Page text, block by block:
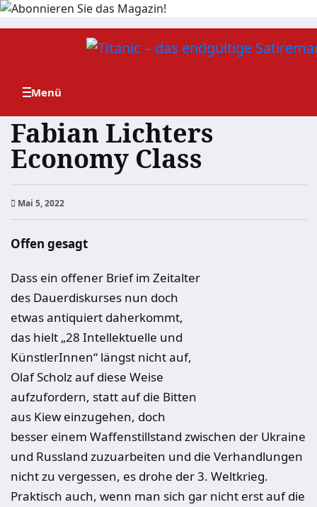
Zum
Fabian Lichters
Economy Class
Mai 5, 2022
Offen gesagt
Dass ein offener Brief im Zeitalter
des Dauerdiskurses nun doch
etwas antiquiert daherkommt,
das hielt „28 Intellektuelle und
KünstlerInnen“ längst nicht auf,
Olaf Scholz auf diese Weise
aufzufordern, statt auf die Bitten
aus Kiew einzugehen, doch
besser einem Waffenstillstand zwischen der Ukraine
und Russland zuzuarbeiten und die Verhandlungen
nicht zu vergessen, es drohe der 3. Weltkrieg.
Praktisch auch, wenn man sich gar nicht erst auf die